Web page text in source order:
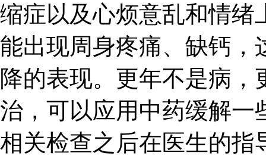
缩症以及心烦意乱和情绪
能出现周身疼痛、缺钙，
降的表现。更年不是病
治，可以应用中药缓解一
相关检查之后在医生的指